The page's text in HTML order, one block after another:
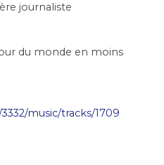
journaliste
du monde en moins
music/tracks/1709